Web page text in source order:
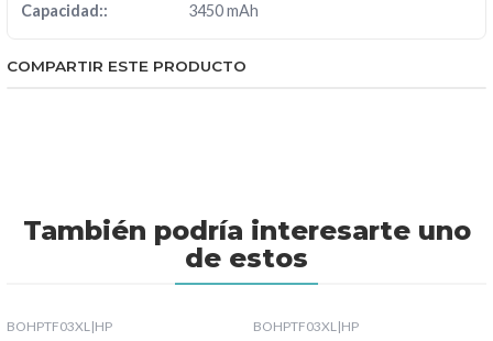
Capacidad:: 3450 mAh
COMPARTIR ESTE PRODUCTO
También podría interesarte uno
de estos
BOHPTF03XL|HP BOHPTF03XL|HP